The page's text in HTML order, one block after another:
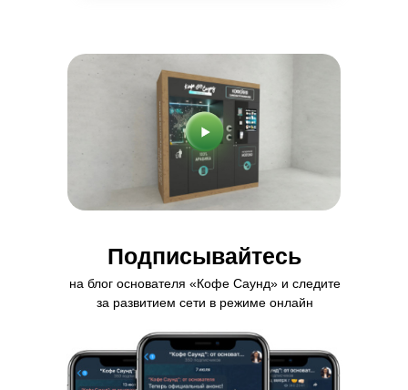
Подписывайтесь
на блог основателя «Кофе Саунд» и следите
за развитием сети в режиме онлайн